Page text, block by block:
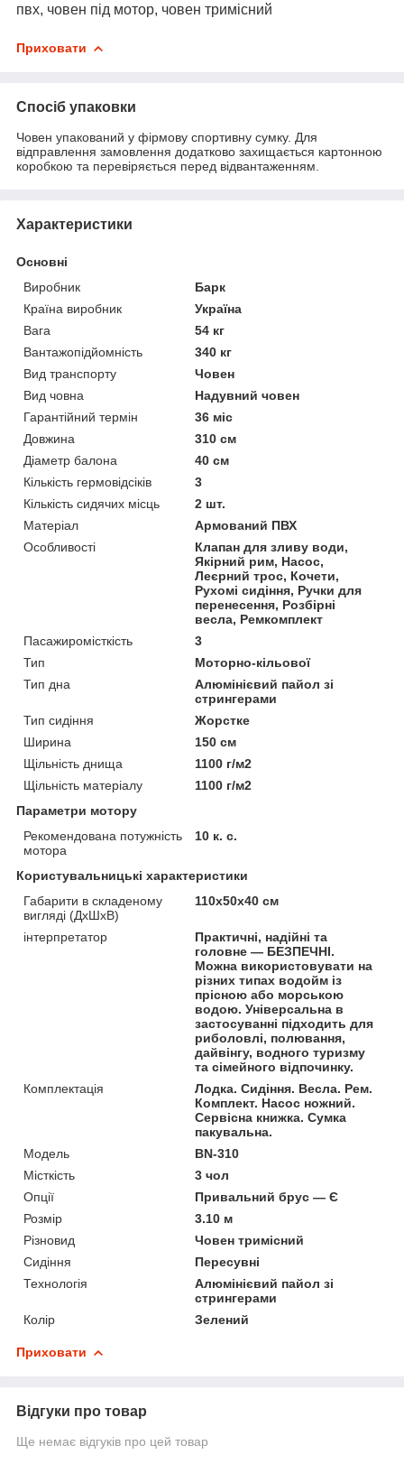
пвх, човен під мотор, човен тримісний
Приховати
Спосіб упаковки
Човен упакований у фірмову спортивну сумку. Для
відправлення замовлення додатково захищається картонною
коробкою та перевіряється перед відвантаженням.
Характеристики
Основні
Виробник
Барк
Країна виробник
Україна
Вага
54 кг
Вантажопідйомність
340 кг
Вид транспорту
Човен
Вид човна
Надувний човен
Гарантійний термін
36 міс
Довжина
310 см
Діаметр балона
40 см
Кількість гермовідсіків
3
Кількість сидячих місць
2 шт.
Матеріал
Армований ПВХ
Особливості
Клапан для зливу води,
Якірний рим, Насос,
Леєрний трос, Кочети,
Рухомі сидіння, Ручки для
перенесення, Розбірні
весла, Ремкомплект
Пасажиромісткість
3
Тип
Моторно-кільової
Тип дна
Алюмінієвий пайол зі
стрингерами
Тип сидіння
Жорстке
Ширина
150 см
Щільність днища
1100 г/м2
Щільність матеріалу
1100 г/м2
Параметри мотору
Рекомендована потужність
мотора
10 к. с.
Користувальницькі характеристики
Габарити в складеному
вигляді (ДхШхВ)
110х50х40 см
інтерпретатор
Практичні, надійні та
головне — БЕЗПЕЧНІ.
Можна використовувати на
різних типах водойм із
прісною або морською
водою. Універсальна в
застосуванні підходить для
риболовлі, полювання,
дайвінгу, водного туризму
та сімейного відпочинку.
Комплектація
Лодка. Сидіння. Весла. Рем.
Комплект. Насос ножний.
Сервісна книжка. Сумка
пакувальна.
Мoдель
BN-310
Місткість
3 чол
Опції
Привальний брус — Є
Розмір
3.10 м
Різновид
Човен тримісний
Сидіння
Пересувні
Технологія
Алюмінієвий пайол зі
стрингерами
Колір
Зелений
Приховати
Відгуки про товар
Ще немає відгуків про цей товар